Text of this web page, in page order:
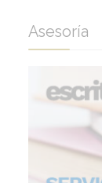
Asesoría